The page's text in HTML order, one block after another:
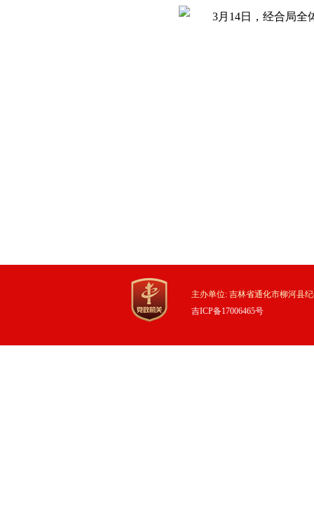
主办单位: 吉林省通化市柳河县
吉ICP备17006465号